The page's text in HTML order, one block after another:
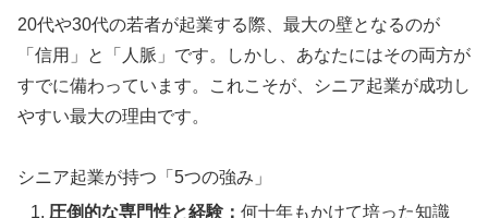
20代や30代の若者が起業する際、最大の壁となるのが
「信用」と「人脈」です。しかし、あなたにはその両方が
すでに備わっています。これこそが、シニア起業が成功し
やすい最大の理由です。
シニア起業が持つ「5つの強み」
圧倒的な専門性と経験：何十年もかけて培った知識